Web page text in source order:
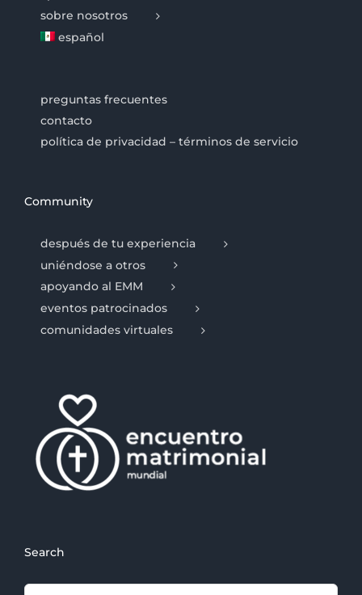
sobre nosotros
español
preguntas frecuentes
contacto
política de privacidad – términos de servicio
Community
después de tu experiencia
uniéndose a otros
apoyando al EMM
eventos patrocinados
comunidades virtuales
Search